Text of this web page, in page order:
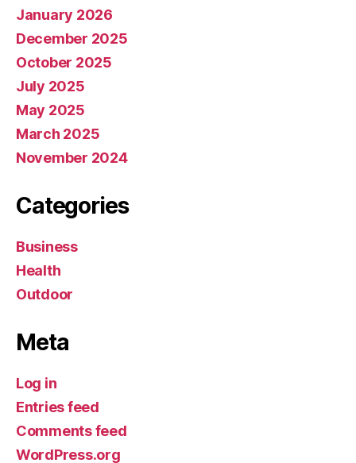
January 2026
December 2025
October 2025
July 2025
May 2025
March 2025
November 2024
Categories
Business
Health
Outdoor
Meta
Log in
Entries feed
Comments feed
WordPress.org